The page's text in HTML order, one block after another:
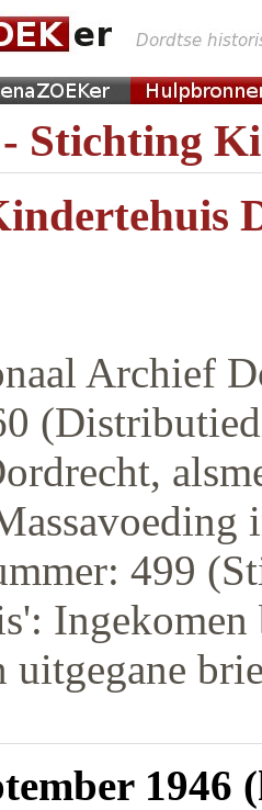
Stichting
Archief
499
Ingekomen
uitgegane
1946